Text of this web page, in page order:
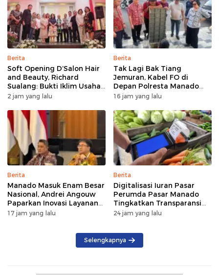
Berita
Soft Opening D’Salon Hair
and Beauty, Richard
Sualang: Bukti Iklim Usaha
di Manado Terus
2 jam yang lalu
Berita
Tak Lagi Bak Tiang
Jemuran, Kabel FO di
Depan Polresta Manado
Ditata
16 jam yang lalu
Berita
Manado Masuk Enam Besar
Nasional, Andrei Angouw
Paparkan Inovasi Layanan
Investasi di Hadapan Tim
17 jam yang lalu
Berita
Digitalisasi Iuran Pasar
Perumda Pasar Manado
Tingkatkan Transparansi
dan Tata Kelola Keuangan
24 jam yang lalu
Selengkapnya